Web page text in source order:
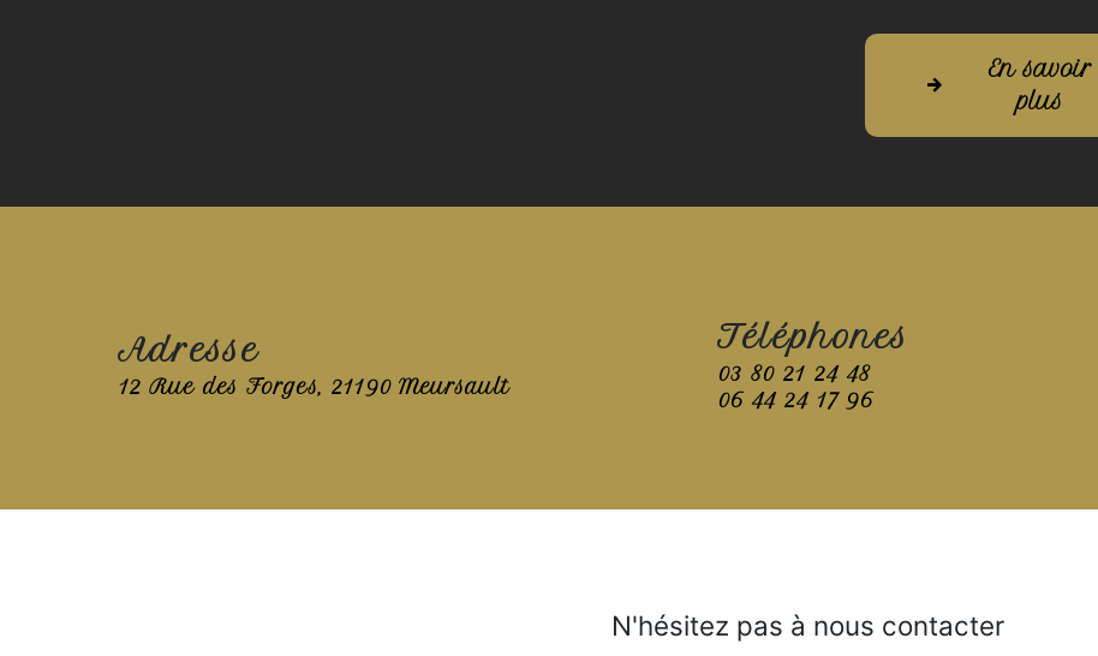
En savoir
plus
Adresse
12 Rue des Forges, 21190 Meursault
Téléphones
03 80 21 24 48
06 44 24 17 96
N'hésitez pas à nous contacter